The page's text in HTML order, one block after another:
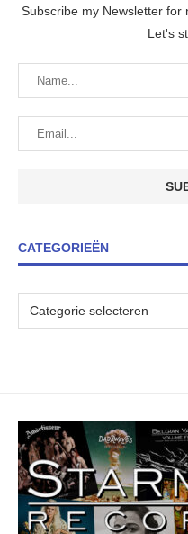
Subscribe my Newsletter for
Let's
CATEGORIEËN